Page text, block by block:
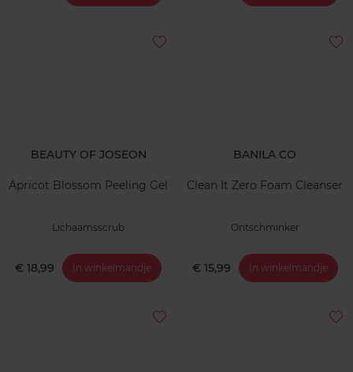
BEAUTY OF JOSEON
Apricot Blossom Peeling Gel
Lichaamsscrub
€ 18,99 In winkelmandje
BANILA CO
Clean It Zero Foam Cleanser
Ontschminker
€ 15,99 In winkelmandje